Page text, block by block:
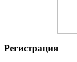
Регистрация